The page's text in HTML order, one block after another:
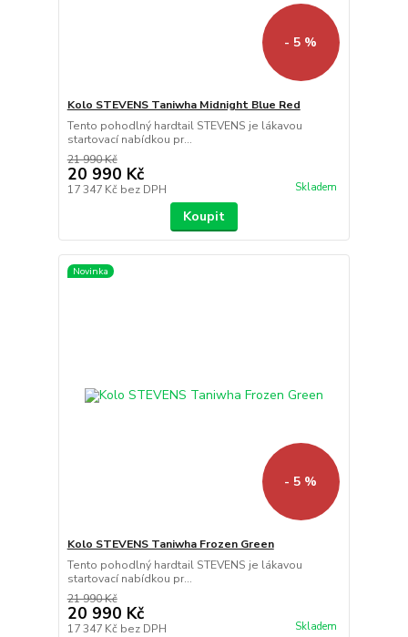
- 5 %
Kolo STEVENS Taniwha Midnight Blue Red
Tento pohodlný hardtail STEVENS je lákavou
startovací nabídkou pr...
21 990 Kč
20 990 Kč
17 347 Kč bez DPH Skladem
Koupit
Novinka
- 5 %
Kolo STEVENS Taniwha Frozen Green
Tento pohodlný hardtail STEVENS je lákavou
startovací nabídkou pr...
21 990 Kč
20 990 Kč
17 347 Kč bez DPH Skladem